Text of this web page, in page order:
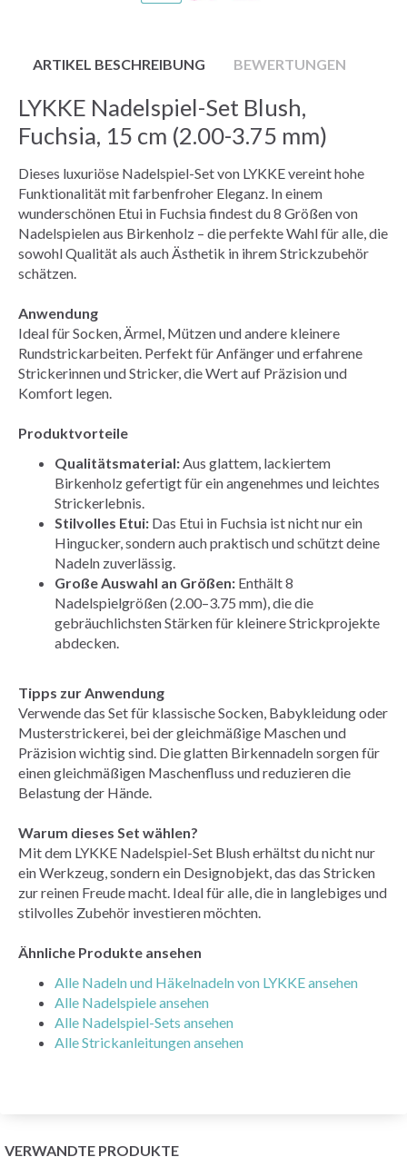
ARTIKEL BESCHREIBUNG BEWERTUNGEN
LYKKE Nadelspiel-Set Blush,
Fuchsia, 15 cm (2.00-3.75 mm)
Dieses luxuriöse Nadelspiel-Set von LYKKE vereint hohe
Funktionalität mit farbenfroher Eleganz. In einem
wunderschönen Etui in Fuchsia findest du 8 Größen von
Nadelspielen aus Birkenholz – die perfekte Wahl für alle, die
sowohl Qualität als auch Ästhetik in ihrem Strickzubehör
schätzen.
Anwendung
Ideal für Socken, Ärmel, Mützen und andere kleinere
Rundstrickarbeiten. Perfekt für Anfänger und erfahrene
Strickerinnen und Stricker, die Wert auf Präzision und
Komfort legen.
Produktvorteile
Qualitätsmaterial:Aus glattem, lackiertem
Birkenholz gefertigt für ein angenehmes und leichtes
Strickerlebnis.
Stilvolles Etui: Das Etui in Fuchsia ist nicht nur ein
Hingucker, sondern auch praktisch und schützt deine
Nadeln zuverlässig.
Große Auswahl an Größen: Enthält 8
Nadelspielgrößen (2.00–3.75 mm), die die
gebräuchlichsten Stärken für kleinere Strickprojekte
abdecken.
Tipps zur Anwendung
Verwende das Set für klassische Socken, Babykleidung oder
Musterstrickerei, bei der gleichmäßige Maschen und
Präzision wichtig sind. Die glatten Birkennadeln sorgen für
einen gleichmäßigen Maschenfluss und reduzieren die
Belastung der Hände.
Warum dieses Set wählen?
Mit dem LYKKE Nadelspiel-Set Blush erhältst du nicht nur
ein Werkzeug, sondern ein Designobjekt, das das Stricken
zur reinen Freude macht. Ideal für alle, die in langlebiges und
stilvolles Zubehör investieren möchten.
Ähnliche Produkte ansehen
Alle Nadeln und Häkelnadeln von LYKKE ansehen
Alle Nadelspiele ansehen
Alle Nadelspiel-Sets ansehen
Alle Strickanleitungen ansehen
VERWANDTE PRODUKTE